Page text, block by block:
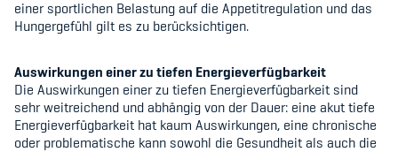
einer sportlichen Belastung auf die Appetitregulation und das
Hungergefühl gilt es zu berücksichtigen.
Auswirkungen einer zu tiefen Energieverfügbarkeit
Die Auswirkungen einer zu tiefen Energieverfügbarkeit sind
sehr weitreichend und abhängig von der Dauer: eine akut tiefe
Energieverfügbarkeit hat kaum Auswirkungen, eine chronische
oder problematische kann sowohl die Gesundheit als auch die